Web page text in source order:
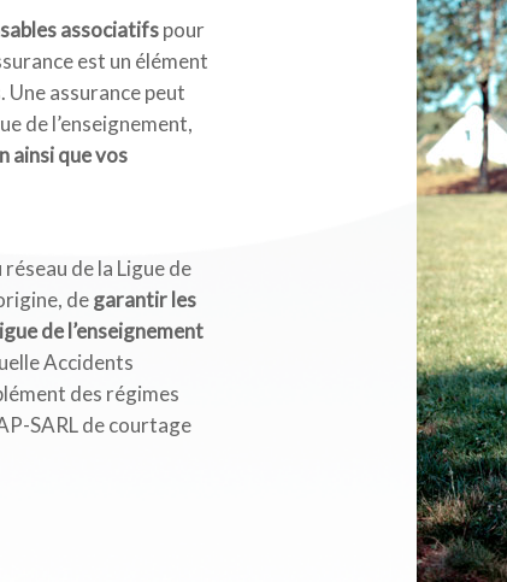
associatifspour
est un élément
assurance peut
de l’enseignement,
ainsi que vos
de la Ligue de
degarantir les
de l’enseignement
Accidents
des régimes
SARL de courtage